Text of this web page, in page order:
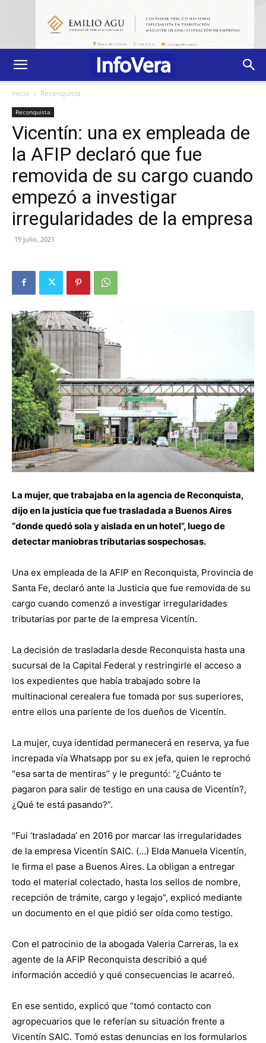
Inicio Reconquista
Reconquista
Vicentín: una ex empleada de
la AFIP declaró que fue
removida de su cargo cuando
empezó a investigar
irregularidades de la empresa
15 julio, 2021
La mujer, que trabajaba en la agencia de Reconquista,
dijo en la justicia que fue trasladada a Buenos Aires
“donde quedó sola y aislada en un hotel”, luego de
detectar maniobras tributarias sospechosas.
Una ex empleada de la AFIP en Reconquista, Provincia de
Santa Fe, declaró ante la Justicia que fue removida de su
cargo cuando comenzó a investigar irregularidades
tributarias por parte de la empresa Vicentín.
La decisión de trasladarla desde Reconquista hasta una
sucursal de la Capital Federal y restringirle el acceso a
los expedientes que había trabajado sobre la
multinacional cerealera fue tomada por sus superiores,
entre ellos una pariente de los dueños de Vicentín.
La mujer, cuya identidad permanecerá en reserva, ya fue
increpada vía Whatsapp por su ex jefa, quien le reprochó
“esa sarta de mentiras” y le preguntó: “¿Cuánto te
pagaron para salir de testigo en una causa de Vicentín?,
¿Qué te está pasando?”.
“Fui ‘trasladada’ en 2016 por marcar las irregularidades
de la empresa Vicentín SAIC. (…) Elda Manuela Vicentín,
le firma el pase a Buenos Aires. La obligan a entregar
todo el material colectado, hasta los sellos de nombre,
recepción de trámite, cargo y legajo”, explicó mediante
un documento en el que pidió ser oída como testigo.
Con el patrocinio de la abogada Valeria Carreras, la ex
agente de la AFIP Reconquista describió a qué
información accedió y qué consecuencias le acarreó.
En ese sentido, explicó que “tomó contacto con
agropecuarios que le referían su situación frente a
Vicentín SAIC. Tomó estas denuncias en los formularios